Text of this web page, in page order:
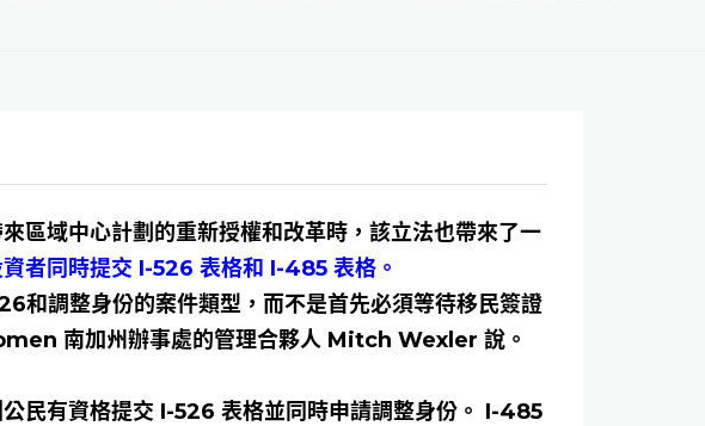
區域中心計劃的重新授權和改革時，該立法也帶來了一
者同時提交 I-526 表格和 I-485 表格。
和調整身份的案件類型，而不是首先必須等待移民簽證
南加州辦事處的管理合夥人 Mitch Wexler 說。
民有資格提交 I-526 表格並同時申請調整身份。 I-485